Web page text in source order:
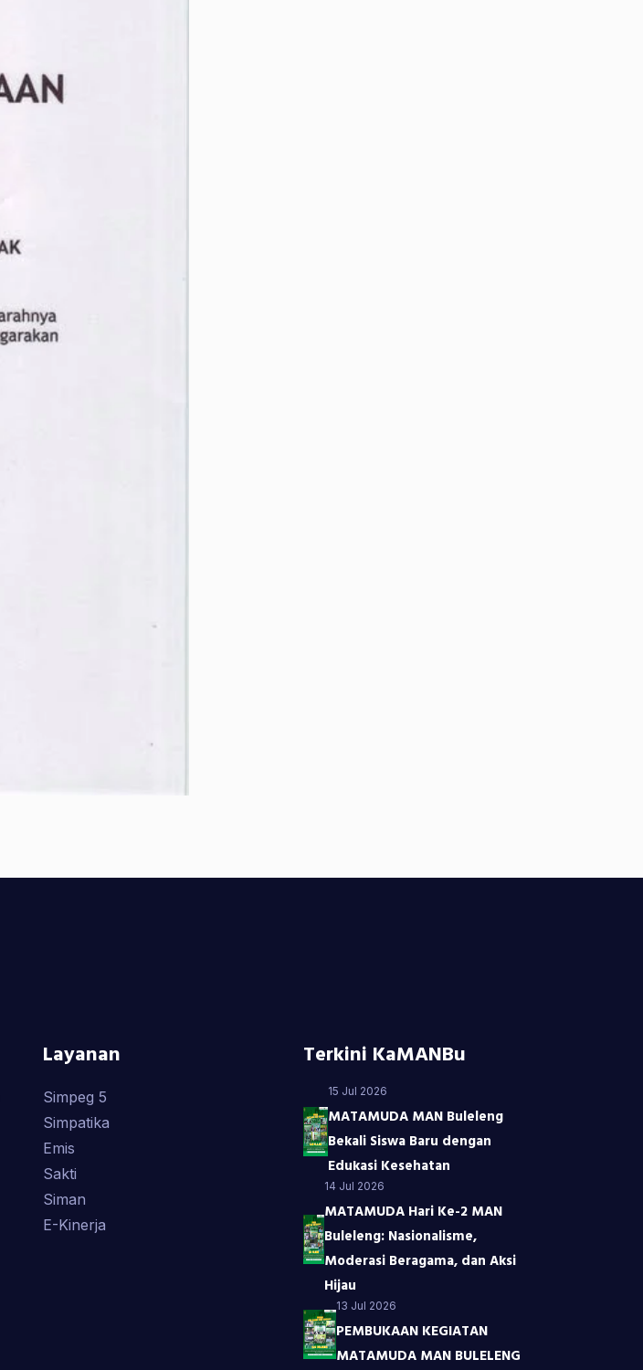
Layanan
Simpeg 5
Simpatika
Emis
Sakti
Siman
E-Kinerja
Terkini KaMANBu
15 Jul 2026
MATAMUDA MAN Buleleng
Bekali Siswa Baru dengan
Edukasi Kesehatan
14 Jul 2026
MATAMUDA Hari Ke-2 MAN
Buleleng: Nasionalisme,
Moderasi Beragama, dan Aksi
Hijau
13 Jul 2026
PEMBUKAAN KEGIATAN
MATAMUDA MAN BULELENG